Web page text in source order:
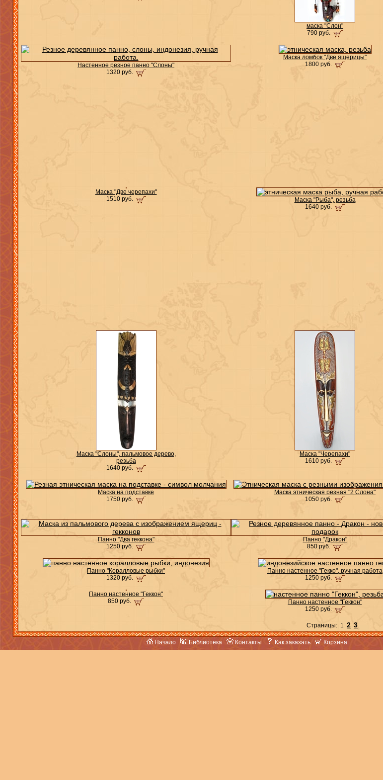
маска "Слон"
790 руб.
Настенное резное панно "Слоны"
1320 руб.
Маска ломбок "Две ящерицы"
1800 руб.
Маска "Две черепахи"
1510 руб.
Маска "Рыба", резьба
1640 руб.
Маска "Слоны", пальмовое дерево,
резьба
1640 руб.
Маска "Черепахи"
1610 руб.
Маска на подставке
1750 руб.
Маска этническая резная "2 Слона"
1050 руб.
Панно "Два геккона"
1250 руб.
Панно "Дракон"
850 руб.
Панно "Коралловые рыбки"
1320 руб.
Панно настенное "Гекко", ручная работа
1250 руб.
Панно настенное "Геккон"
850 руб.
Панно настенное "Геккон"
1250 руб.
Страницы: 1 2 3
Начало Библиотека Контакты Как заказать Корзина